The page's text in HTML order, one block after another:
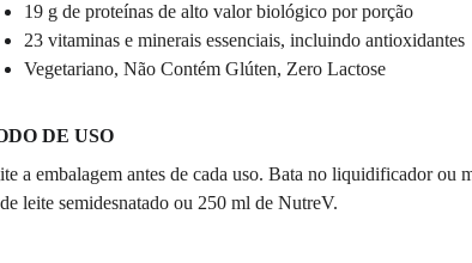
19 g de proteínas de alto valor biológico por porção
23 vitaminas e minerais essenciais, incluindo antioxidantes
Vegetariano, Não Contém Glúten, Zero Lactose
DE USO
a embalagem antes de cada uso. Bata no liquidificador ou
leite semidesnatado ou 250 ml de NutreV.